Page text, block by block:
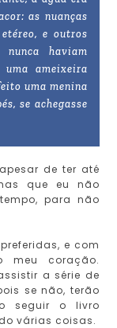
as nuanças
e outros
haviam
ameixeira
uma menina
se achegasse
de ter até
que eu não
para não
e com
meu coração.
a série de
se não, terão
seguir o livro
várias coisas.